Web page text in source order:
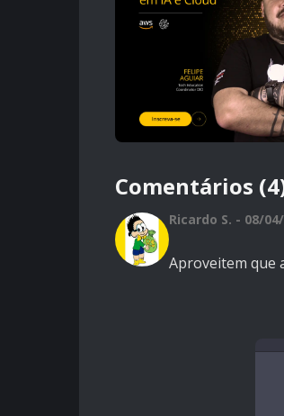
Comentários
Ricardo S. - 08/
Aproveitem que